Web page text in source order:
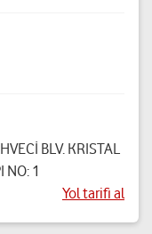
BLV. KRISTAL
NO: 1
Yol tarifi al